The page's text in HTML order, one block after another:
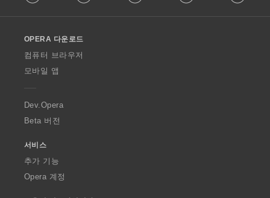
w
O
p
a
OPERA 다운로드
컴퓨터 브라우저
모바일 앱
Dev.Opera
Beta 버전
서비스
추가 기능
Opera 계정